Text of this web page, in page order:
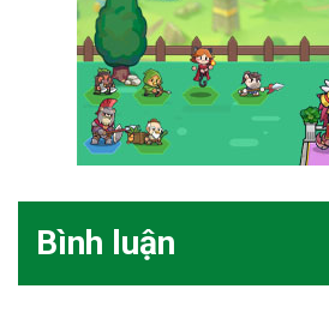
Bình luận